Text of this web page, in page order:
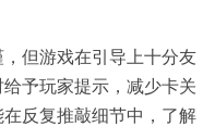
但游戏在引导上十分友
予玩家提示，减少卡关
反复推敲细节中，了解